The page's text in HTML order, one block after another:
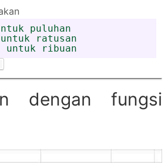
puluhan
untuk ratusan
untuk ribuan
dengan fungsi